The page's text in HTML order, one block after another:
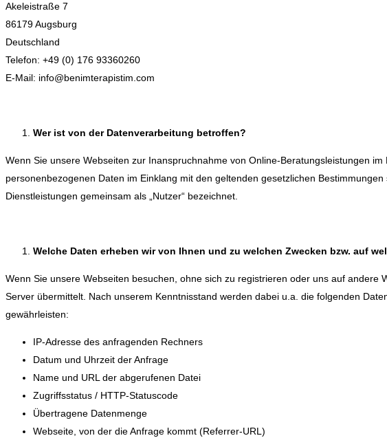
Akeleistraße 7
86179 Augsburg
Deutschland
Telefon: +49 (0) 176 93360260
E-Mail: info@benimterapistim.com
Wer ist von der Datenverarbeitung betroffen?
Wenn Sie unsere Webseiten zur Inanspruchnahme von Online-Beratungsleistungen
personenbezogenen Daten im Einklang mit den geltenden gesetzlichen
Dienstleistungen gemeinsam als „Nutzer“ bezeichnet.
Welche Daten erheben wir von Ihnen und zu welchen Zwecken bzw. auf
Wenn Sie unsere Webseiten besuchen, ohne sich zu registrieren oder uns auf
Server übermittelt. Nach unserem Kenntnisstand werden dabei u.a. die folgenden
gewährleisten:
IP-Adresse des anfragenden Rechners
Datum und Uhrzeit der Anfrage
Name und URL der abgerufenen Datei
Zugriffsstatus / HTTP-Statuscode
Übertragene Datenmenge
Webseite, von der die Anfrage kommt (Referrer-URL)